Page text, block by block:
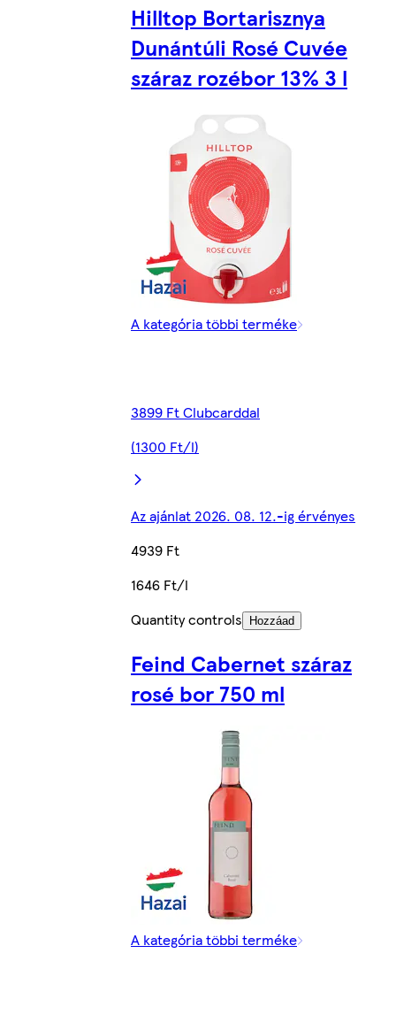
Hilltop Bortarisznya
Dunántúli Rosé Cuvée
száraz rozébor 13% 3 l
A kategória többi terméke
3899 Ft Clubcarddal
(1300 Ft/l)
Az ajánlat 2026. 08. 12.-ig érvényes
4939 Ft
1646 Ft/l
Quantity controls
Hozzáad
Feind Cabernet száraz
rosé bor 750 ml
A kategória többi terméke